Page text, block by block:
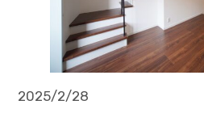
2025/2/28